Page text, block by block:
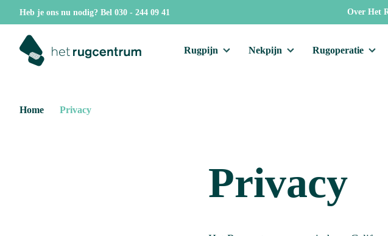
Heb je ons nu nodig? Bel 030 - 244 09 41 Over Het
Rugpijn Nekpijn Rugoperatie
Home Privacy
Privacy